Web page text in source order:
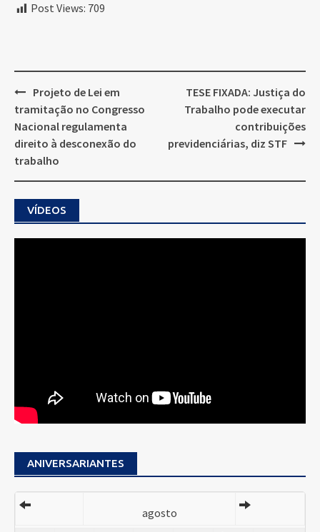
Post Views: 709
Post
navigation
Projeto de Lei em
tramitação no Congresso
Nacional regulamenta
direito à desconexão do
trabalho
TESE FIXADA: Justiça do
Trabalho pode executar
contribuições
previdenciárias, diz STF
VÍDEOS
ANIVERSARIANTES
agosto